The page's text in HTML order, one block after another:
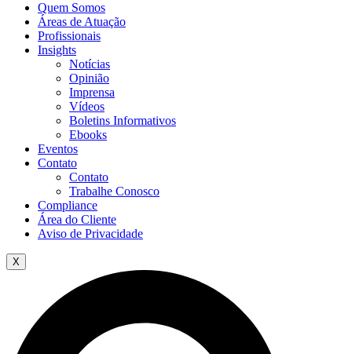
Quem Somos
Áreas de Atuação
Profissionais
Insights
Notícias
Opinião
Imprensa
Vídeos
Boletins Informativos
Ebooks
Eventos
Contato
Contato
Trabalhe Conosco
Compliance
Área do Cliente
Aviso de Privacidade
X